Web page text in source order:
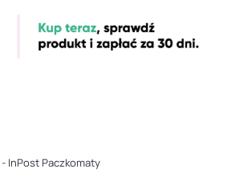
- InPost Paczkomaty